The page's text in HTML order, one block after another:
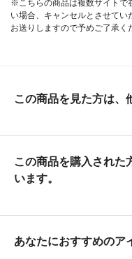
※こちらの商品は複数サイトで
い場合、キャンセルとさせて
お送りしますので予めご了承く
この商品を見た方は、
この商品を購入された
います。
あなたにおすすめのア